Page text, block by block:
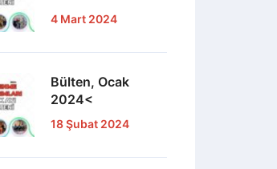
4 Mart 2024
Bülten, Ocak
2024<
18 Şubat 2024